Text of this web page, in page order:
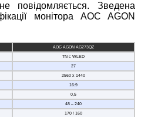
повідомляється. Зведена
монітора AOC AGON
AOC AGON AG273QZ
TN с WLED
27
2560 x 1440
16:9
0,5
48 – 240
170 / 160